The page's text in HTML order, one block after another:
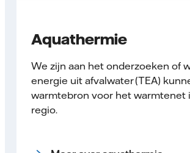
Aquathermie
We zijn aan het onderzoeken of
energie uit afvalwater (TEA)
warmtebron voor het warmtenet
regio.